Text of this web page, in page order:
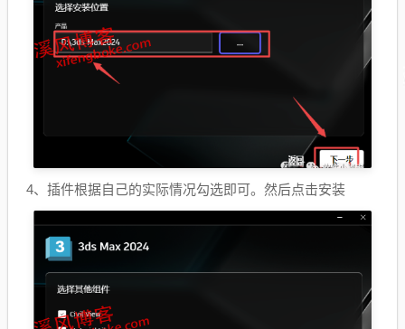
4、插件根据自己的实际情况勾选即可。然后点击安装